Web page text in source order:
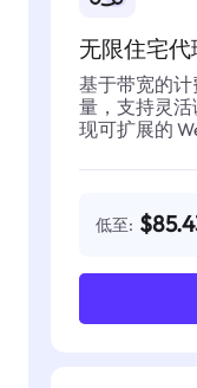
无限住宅代
基于带宽的计
量，支持灵
现可扩展的
低至: